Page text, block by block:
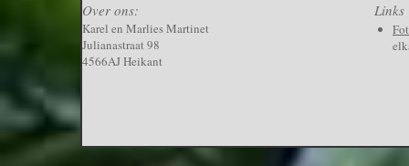
Over ons:
Karel en Marlies Martinet
Julianastraat 98
4566AJ Heikant
Links